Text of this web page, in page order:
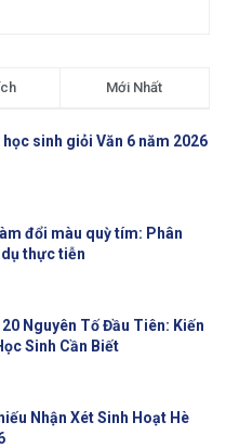
Mới Nhất
sinh giỏi Văn 6 năm 2026
đổi màu quỳ tím: Phân
thực tiễn
Nguyên Tố Đầu Tiên: Kiến
Sinh Cần Biết
Nhận Xét Sinh Hoạt Hè